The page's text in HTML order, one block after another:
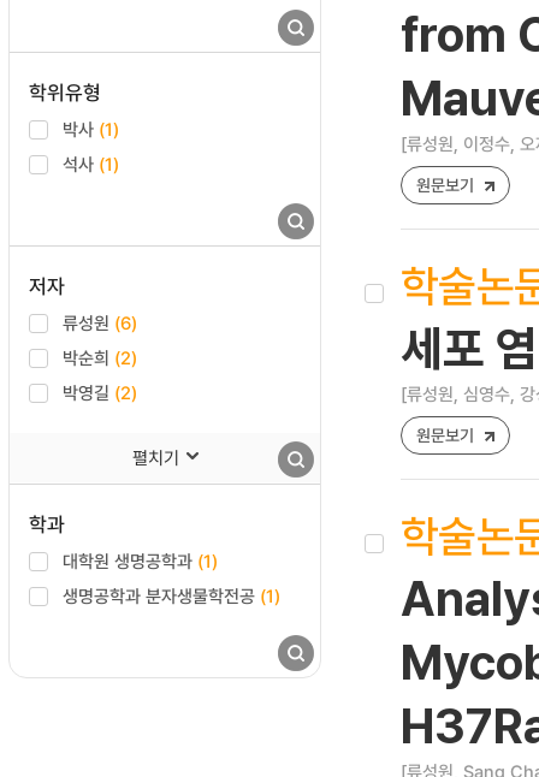
학위유형
박사 (1)
석사 (1)
저자
류성원 (6)
박순희 (2)
박영길 (2)
펼치기
학과
대학원 생명공학과 (1)
생명공학과 분자생물학전공 (1)
from
[류성원, 이정수,
원문보기
학술논
세포
[류성원, 심영수,
원문보기
학술논
[류성원, Sang